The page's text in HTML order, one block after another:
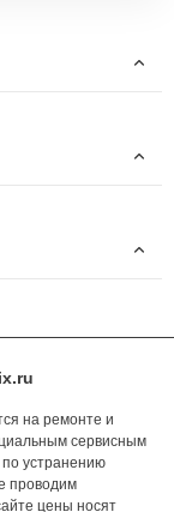
на ремонте и
сервисным
устранению
проводим
цены носят